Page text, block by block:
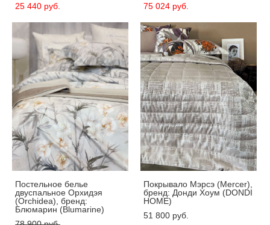
25 440 pуб.
75 024 pуб.
Постельное белье
двуспальное Орхидэя
(Orchidea), бренд:
Блюмарин (Blumarine)
Покрывало Mэрсэ (Mercer),
бренд: Донди Хоум (DONDI
HOME)
51 800 pуб.